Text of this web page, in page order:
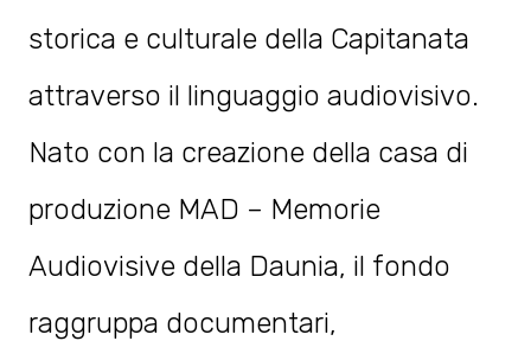
storica e culturale della Capitanata
attraverso il linguaggio audiovisivo.
Nato con la creazione della casa di
produzione MAD – Memorie
Audiovisive della Daunia, il fondo
raggruppa documentari,